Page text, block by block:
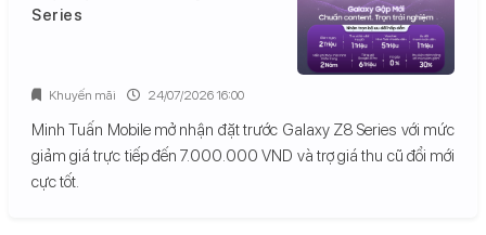
Series
Minh Tuấn Mobile mở nhận đặt trước Galaxy Z8 Series với mức
giảm giá trực tiếp đến 7.000.000 VND và trợ giá thu cũ đổi mới
cực tốt.
Khuyến mãi 24/07/2026 16:00